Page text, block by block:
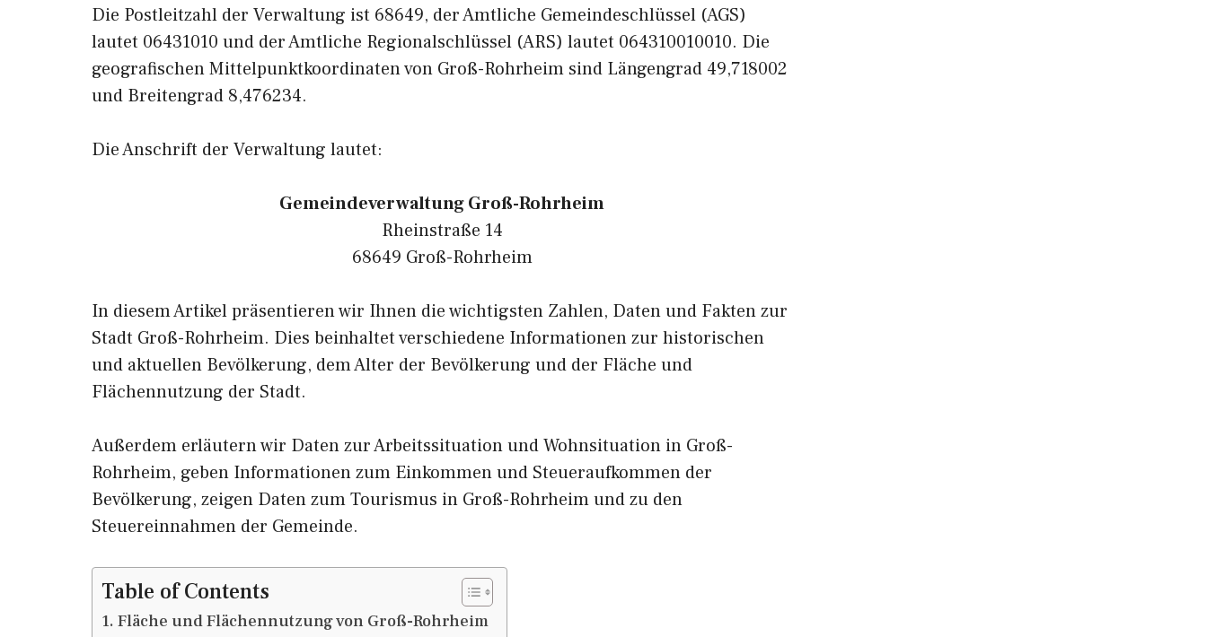
Die Postleitzahl der Verwaltung ist 68649, der Amtliche Gemeindeschlüssel (AGS)
lautet 06431010 und der Amtliche Regionalschlüssel (ARS) lautet 064310010010. Die
geografischen Mittelpunktkoordinaten von Groß-Rohrheim sind Längengrad 49,718002
und Breitengrad 8,476234.
Die Anschrift der Verwaltung lautet:
Gemeindeverwaltung Groß-Rohrheim
Rheinstraße 14
68649 Groß-Rohrheim
In diesem Artikel präsentieren wir Ihnen die wichtigsten Zahlen, Daten und Fakten zur
Stadt Groß-Rohrheim. Dies beinhaltet verschiedene Informationen zur historischen
und aktuellen Bevölkerung, dem Alter der Bevölkerung und der Fläche und
Flächennutzung der Stadt.
Außerdem erläutern wir Daten zur Arbeitssituation und Wohnsituation in Groß-
Rohrheim, geben Informationen zum Einkommen und Steueraufkommen der
Bevölkerung, zeigen Daten zum Tourismus in Groß-Rohrheim und zu den
Steuereinnahmen der Gemeinde.
Table of Contents
Fläche und Flächennutzung von Groß-Rohrheim